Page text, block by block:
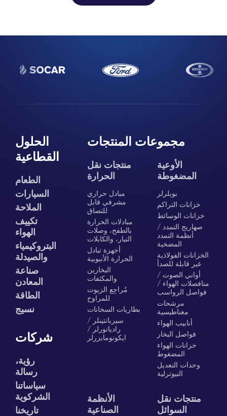
الحلول
القطاعية
الطعام
السيارات
الملاحة
تكييف
الهواء
البتروكيمياء
والصيدلة
صناعة
المعادن
الطاقة
نسيج
شركات
رؤية،
رسالة
سياساتنا
الشركوية
تاريخنا
مجموعات المنتجات
منتجات نقل
الحرارة
مبادل حراري
مشرفي قابل
للتصاق
مبادلات الحرارة
بالطفح، وصلات
التيار، والكابلات
أجهزة تبادل
الحرارة الأنبوبية
البخارين
والمكثفات
مُراجِع الزيوت
للمراوح
بطاريات السخانات
سيربانتينلر /
رادياتورلر /
ايكونومايزرلر
الأوعية
المضغوطة
بويلرلر
خزانات التراكم
خزانات الوسائط
صهاريج التمدد /
أنظمة التمدد
المضخية
الخزانات الفولاذية
غير قابلة للصدأ
أواني الصوت /
منافصلات الهواء /
فواصل الرواسب
مرشحات
مغناطيسية
أنابيب الهواء
فواصل البخار
خزانات الهواء
المضغوط
وحدات التعديل
النيوترلية
الأنظمة
الصناعية
منتجات نقل
السوائل